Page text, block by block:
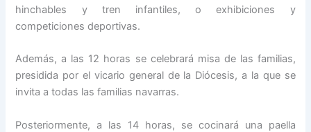
hinchables y tren infantiles, o exhibiciones y
competiciones deportivas.
Además, a las 12 horas se celebrará misa de las familias,
presidida por el vicario general de la Diócesis, a la que se
invita a todas las familias navarras.
Posteriormente, a las 14 horas, se cocinará una paella